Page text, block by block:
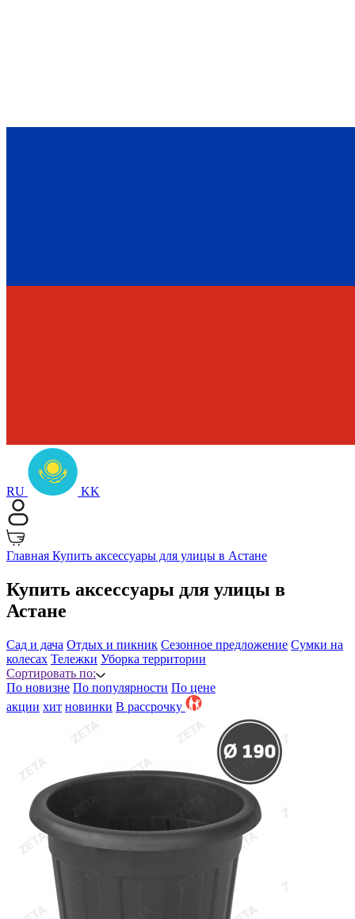
RU KK
Главная Купить аксессуары для улицы в Астане
Купить аксессуары для улицы в
Астане
Сад и дача Отдых и пикник Сезонное предложение Сумки на
колесах Тележки Уборка территории
Сортировать по:
По новизне По популярности По цене
акции хит новинки B рассрочку